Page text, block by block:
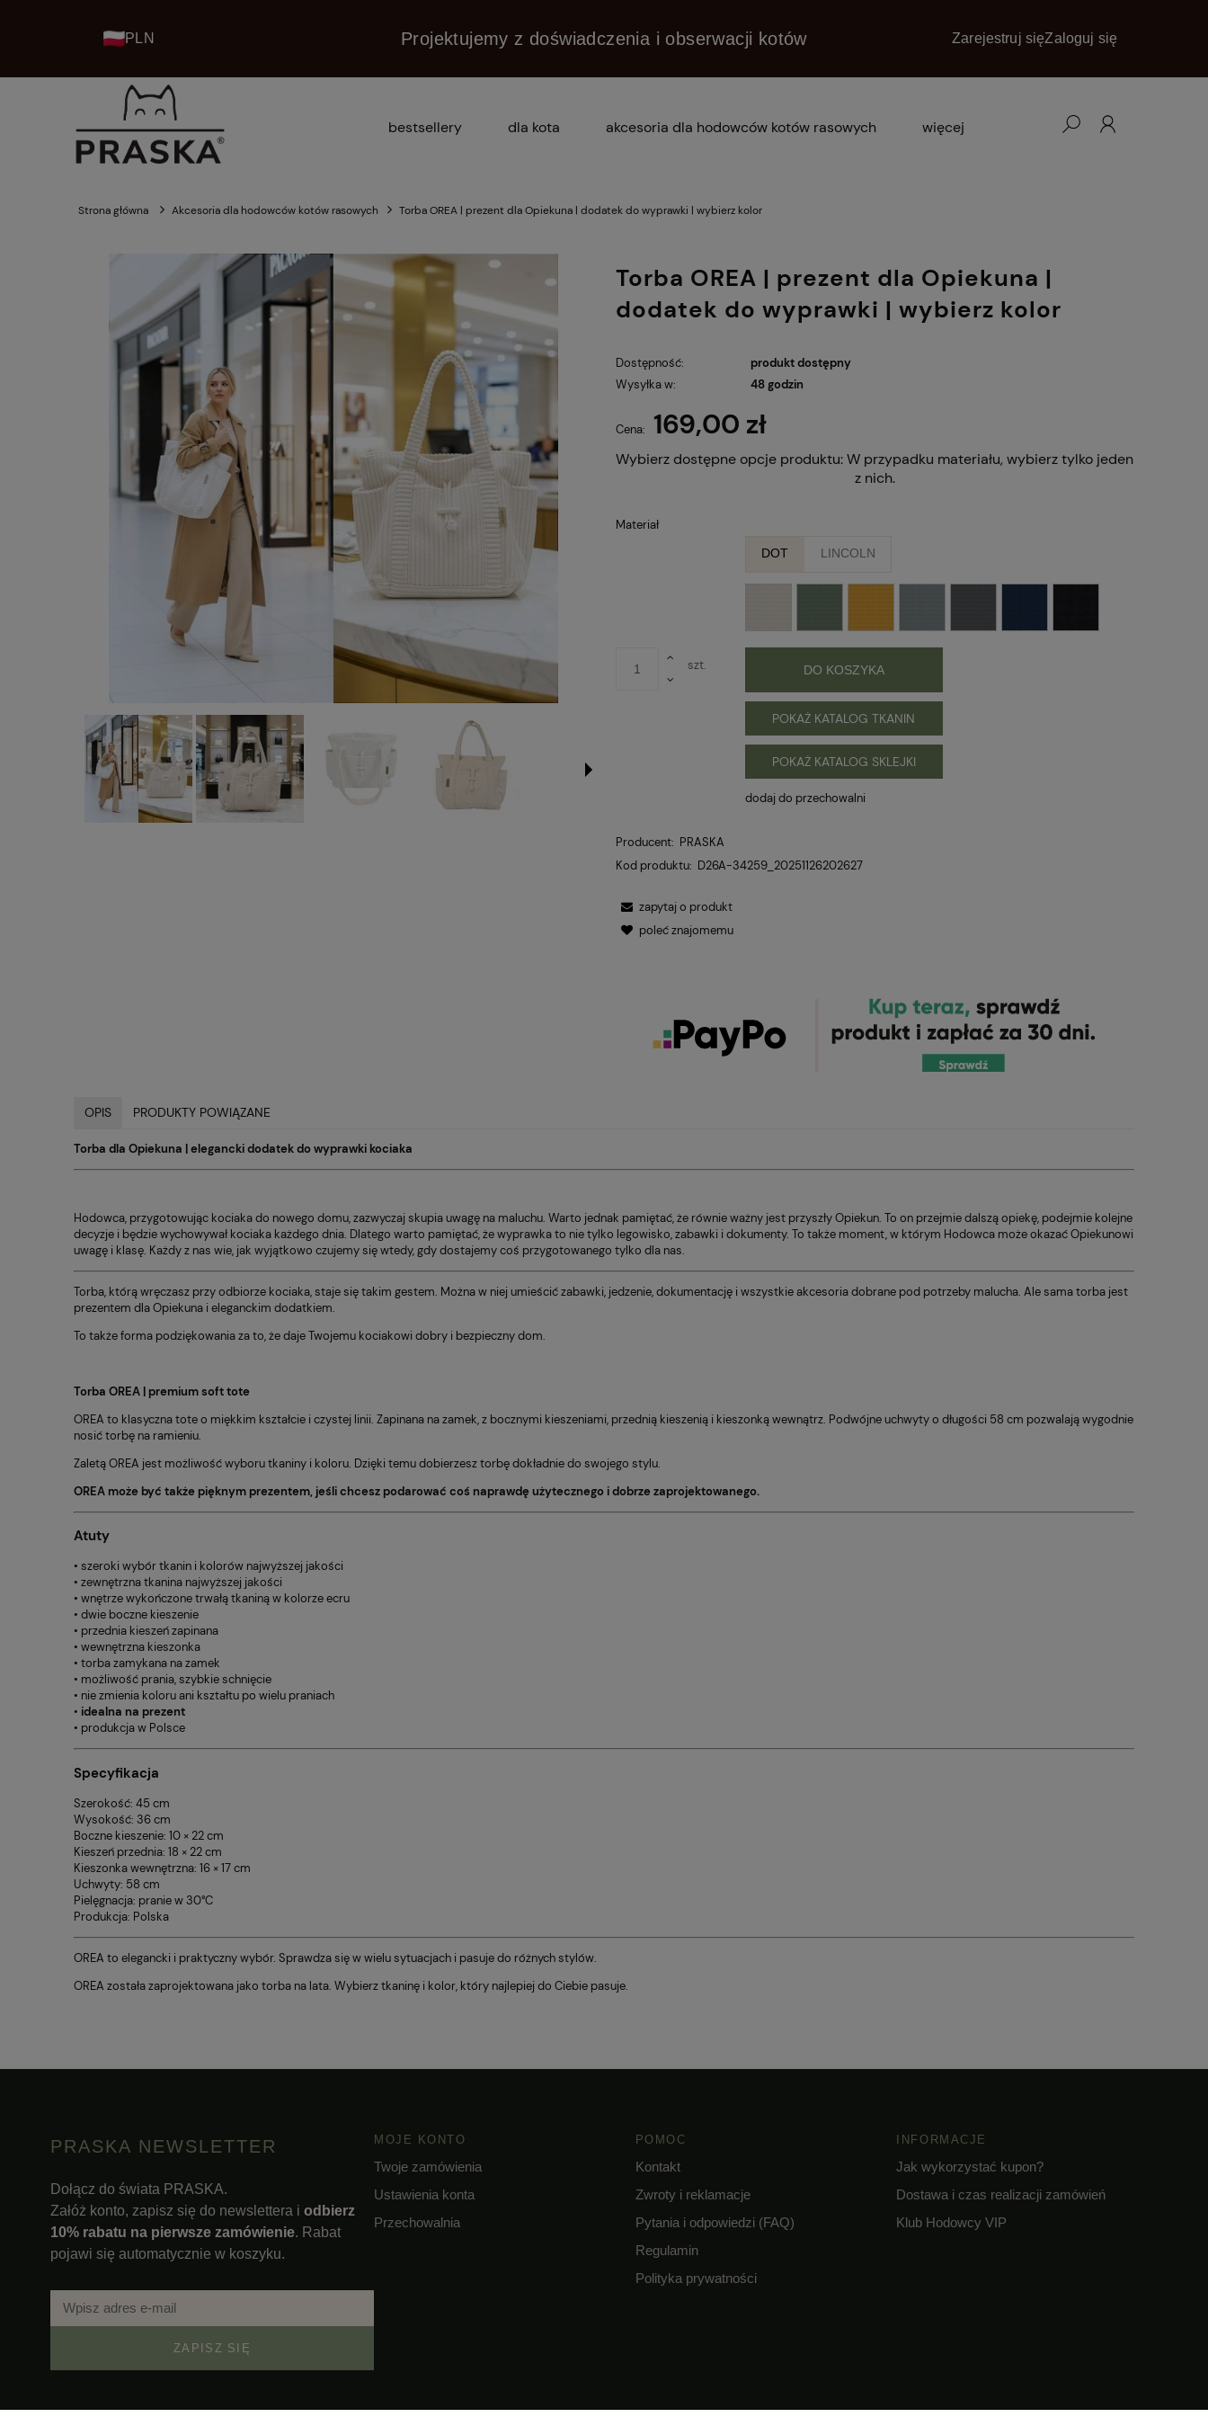
PLN Projektujemy z doświadczenia i obserwacji kotów Zarejestruj sięZaloguj się
bestsellery dla kota akcesoria dla hodowców kotów rasowych więcej
Strona główna Akcesoria dla hodowców kotów rasowych Torba OREA | prezent dla Opiekuna | dodatek do wyprawki | wybierz kolor
Torba OREA | prezent dla Opiekuna |
dodatek do wyprawki | wybierz kolor
Dostępność:
produkt dostępny
Wysyłka w:
48 godzin
Cena: 169,00 zł
Wybierz dostępne opcje produktu:W przypadku materiału, wybierz tylko jeden
z nich.
Materiał
DOT LINCOLN
szt. DO KOSZYKA
POKAŻ KATALOG TKANIN
POKAŻ KATALOG SKLEJKI
dodaj do przechowalni
Producent: PRASKA
Kod produktu: D26A-34259_20251126202627
zapytaj o produkt
poleć znajomemu
OPIS PRODUKTY POWIĄZANE
Torba dla Opiekuna | elegancki dodatek do wyprawki kociaka
Hodowca, przygotowując kociaka do nowego domu, zazwyczaj skupia uwagę na maluchu. Warto jednak pamiętać, że równie ważny jest przyszły Opiekun. To on przejmie dalszą opiekę, podejmie kolejne
decyzje i będzie wychowywał kociaka każdego dnia. Dlatego warto pamiętać, że wyprawka to nie tylko legowisko, zabawki i dokumenty. To także moment, w którym Hodowca może okazać Opiekunowi
uwagę i klasę. Każdy z nas wie, jak wyjątkowo czujemy się wtedy, gdy dostajemy coś przygotowanego tylko dla nas.
Torba, którą wręczasz przy odbiorze kociaka, staje się takim gestem. Można w niej umieścić zabawki, jedzenie, dokumentację i wszystkie akcesoria dobrane pod potrzeby malucha. Ale sama torba jest
prezentem dla Opiekuna i eleganckim dodatkiem.
To także forma podziękowania za to, że daje Twojemu kociakowi dobry i bezpieczny dom.
Torba OREA | premium soft tote
OREA to klasyczna tote o miękkim kształcie i czystej linii. Zapinana na zamek, z bocznymi kieszeniami, przednią kieszenią i kieszonką wewnątrz. Podwójne uchwyty o długości 58 cm pozwalają wygodnie
nosić torbę na ramieniu.
Zaletą OREA jest możliwość wyboru tkaniny i koloru. Dzięki temu dobierzesz torbę dokładnie do swojego stylu.
OREA może być także pięknym prezentem, jeśli chcesz podarować coś naprawdę użytecznego i dobrze zaprojektowanego.
Atuty
• szeroki wybór tkanin i kolorów najwyższej jakości
• zewnętrzna tkanina najwyższej jakości
• wnętrze wykończone trwałą tkaniną w kolorze ecru
• dwie boczne kieszenie
• przednia kieszeń zapinana
• wewnętrzna kieszonka
• torba zamykana na zamek
• możliwość prania, szybkie schnięcie
• nie zmienia koloru ani kształtu po wielu praniach
• idealna na prezent
• produkcja w Polsce
Specyfikacja
Szerokość: 45 cm
Wysokość: 36 cm
Boczne kieszenie: 10 × 22 cm
Kieszeń przednia: 18 × 22 cm
Kieszonka wewnętrzna: 16 × 17 cm
Uchwyty: 58 cm
Pielęgnacja: pranie w 30°C
Produkcja: Polska
OREA to elegancki i praktyczny wybór. Sprawdza się w wielu sytuacjach i pasuje do różnych stylów.
OREA została zaprojektowana jako torba na lata. Wybierz tkaninę i kolor, który najlepiej do Ciebie pasuje.
PRASKA NEWSLETTER
Dołącz do świata PRASKA.
Załóż konto, zapisz się do newslettera i odbierz
10% rabatu na pierwsze zamówienie. Rabat
pojawi się automatycznie w koszyku.
ZAPISZ SIĘ
MOJE KONTO
Twoje zamówienia
Ustawienia konta
Przechowalnia
POMOC
Kontakt
Zwroty i reklamacje
Pytania i odpowiedzi (FAQ)
Regulamin
Polityka prywatności
INFORMACJE
Jak wykorzystać kupon?
Dostawa i czas realizacji zamówień
Klub Hodowcy VIP